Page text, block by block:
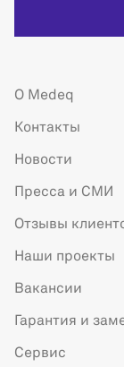
О Medeq
Контакты
Новости
Пресса и СМИ
Отзывы
Наши проекты
Вакансии
Гарантия и
Сервис